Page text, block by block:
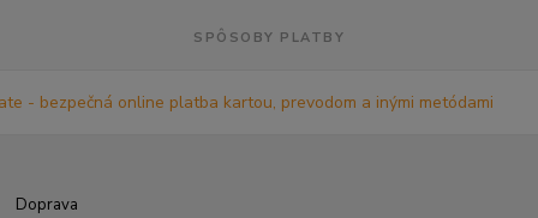
SPÔSOBY PLATBY
Doprava